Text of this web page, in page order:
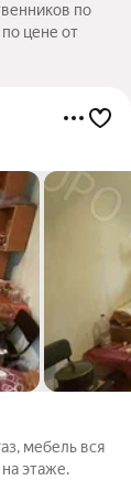
по
цене от
мебель вся
этаже.